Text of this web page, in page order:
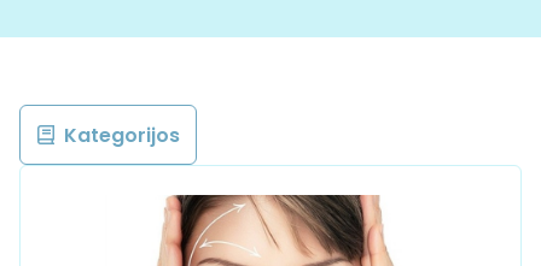
Kategorijos